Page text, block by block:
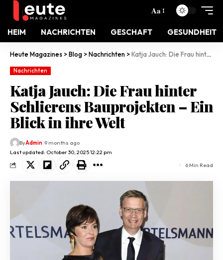
Aa
HEIM NACHRICHTEN GESCHAFT GESUNDHEIT
Heute Magazines >Blog >Nachrichten >Katja Jauch: Die Frau hinter Schlierens Bauprojekten – Ein Blick in ihre Welt
Nachrichten
Katja Jauch: Die Frau hinter
Schlierens Bauprojekten – Ein
Blick in ihre Welt
Last updated: October 30, 2025 12:22 pm
ByAdmin 9 months ago
6 Min Read